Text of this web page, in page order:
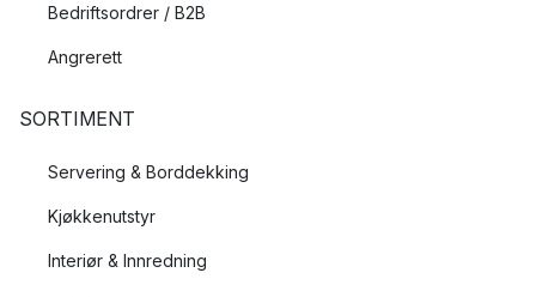
Bedriftsordrer / B2B
Angrerett
SORTIMENT
Servering & Borddekking
Kjøkkenutstyr
Interiør & Innredning